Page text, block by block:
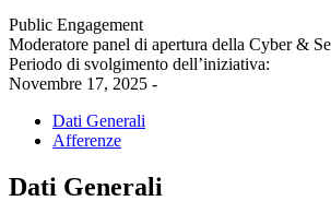
Public Engagement
Moderatore panel di apertura della Cyber &
Periodo di svolgimento dell’iniziativa:
Novembre 17, 2025 -
Dati Generali
Afferenze
Dati Generali